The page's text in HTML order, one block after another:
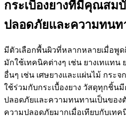
กระเบื้องยางที่มีคุณสม
ปลอดภัยและความทนท
มีตัวเลือกพื้นผิวที่หลากหลายเมื่อพู
มักใช้เทคนิคต่างๆ เช่น ยางเทแท
อื่นๆ เช่น เศษยางและแผ่นไม้ กระจ
ใช้ร่วมกับกระเบื้องยาง วัสดุทุกชิ้
ปลอดภัยและความทนทานเป็นของ
ความปลอดภัยมากเมื่อเทียบกับเ